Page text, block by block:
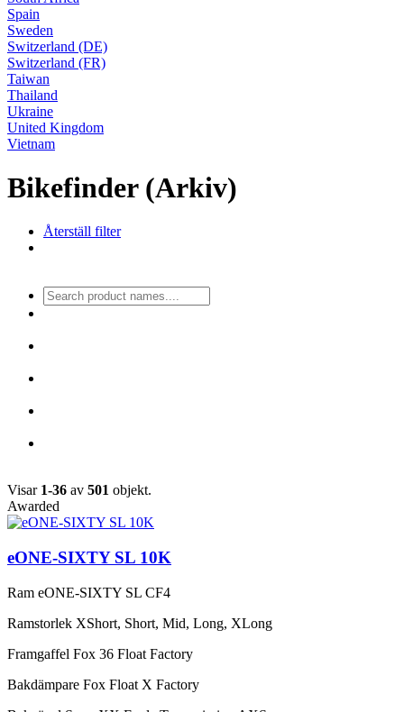
Spain
Sweden
Switzerland (DE)
Switzerland (FR)
Taiwan
Thailand
Ukraine
United Kingdom
Vietnam
Bikefinder (Arkiv)
Återställ filter
Visar 1-36 av 501 objekt.
Awarded
eONE-SIXTY SL 10K
Ram eONE-SIXTY SL CF4
Ramstorlek XShort, Short, Mid, Long, XLong
Framgaffel Fox 36 Float Factory
Bakdämpare Fox Float X Factory